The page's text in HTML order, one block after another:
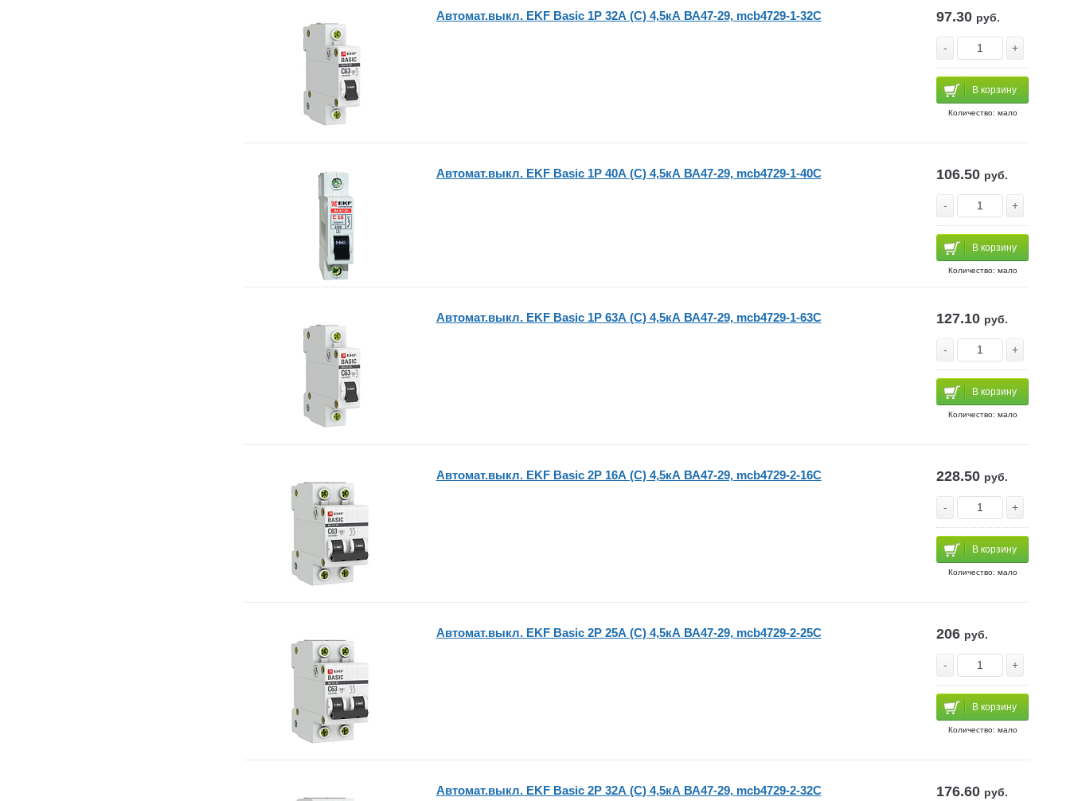
Автомат.выкл. EKF Basic 1P 32А (C) 4,5кА ВА47-29, mcb4729-1-32C 97.30 руб.
- +
В корзину
Количество: мало
Автомат.выкл. EKF Basic 1P 40А (C) 4,5кА ВА47-29, mcb4729-1-40C 106.50 руб.
- +
В корзину
Количество: мало
Автомат.выкл. EKF Basic 1P 63А (C) 4,5кА ВА47-29, mcb4729-1-63C 127.10 руб.
- +
В корзину
Количество: мало
Автомат.выкл. EKF Basic 2P 16А (C) 4,5кА ВА47-29, mcb4729-2-16C 228.50 руб.
- +
В корзину
Количество: мало
Автомат.выкл. EKF Basic 2P 25А (C) 4,5кА ВА47-29, mcb4729-2-25C 206 руб.
- +
В корзину
Количество: мало
Автомат.выкл. EKF Basic 2P 32А (C) 4,5кА ВА47-29, mcb4729-2-32C 176.60 руб.